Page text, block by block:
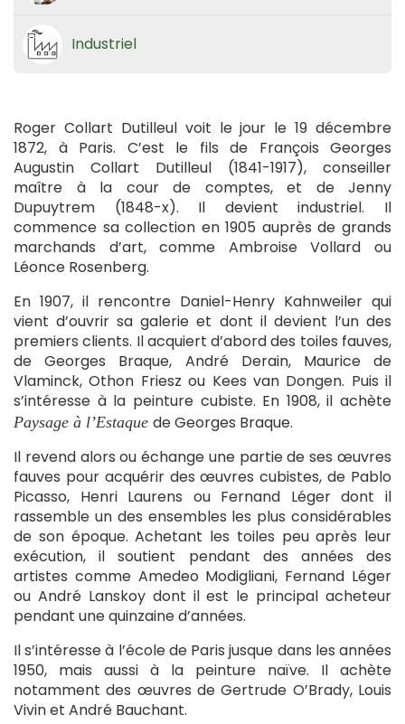
Industriel
Roger Collart Dutilleul voit le jour le 19 décembre
1872, à Paris. C’est le fils de François Georges
Augustin Collart Dutilleul (1841-1917), conseiller
maître à la cour de comptes, et de Jenny
Dupuytrem (1848-x). Il devient industriel. Il
commence sa collection en 1905 auprès de grands
marchands d’art, comme Ambroise Vollard ou
Léonce Rosenberg.
En 1907, il rencontre Daniel-Henry Kahnweiler qui
vient d’ouvrir sa galerie et dont il devient l’un des
premiers clients. Il acquiert d’abord des toiles fauves,
de Georges Braque, André Derain, Maurice de
Vlaminck, Othon Friesz ou Kees van Dongen. Puis il
s’intéresse à la peinture cubiste. En 1908, il achète
Paysage à l’Estaque de Georges Braque.
Il revend alors ou échange une partie de ses œuvres
fauves pour acquérir des œuvres cubistes, de Pablo
Picasso, Henri Laurens ou Fernand Léger dont il
rassemble un des ensembles les plus considérables
de son époque. Achetant les toiles peu après leur
exécution, il soutient pendant des années des
artistes comme Amedeo Modigliani, Fernand Léger
ou André Lanskoy dont il est le principal acheteur
pendant une quinzaine d’années.
Il s’intéresse à l’école de Paris jusque dans les années
1950, mais aussi à la peinture naïve. Il achète
notamment des œuvres de Gertrude O’Brady, Louis
Vivin et André Bauchant.